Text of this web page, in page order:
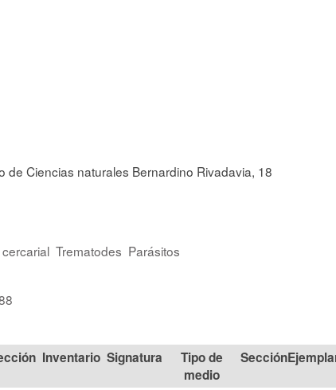
de Ciencias naturales Bernardino Rivadavia, 18
Trematodes Parásitos
Signatura
Tipo de
medio
Sección